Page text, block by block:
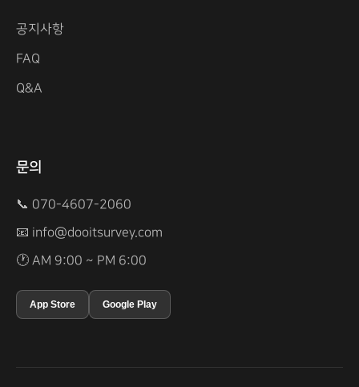
공지사항
FAQ
Q&A
문의
📞 070-4607-2060
📧 info@dooitsurvey.com
🕐 AM 9:00 ~ PM 6:00
App Store Google Play